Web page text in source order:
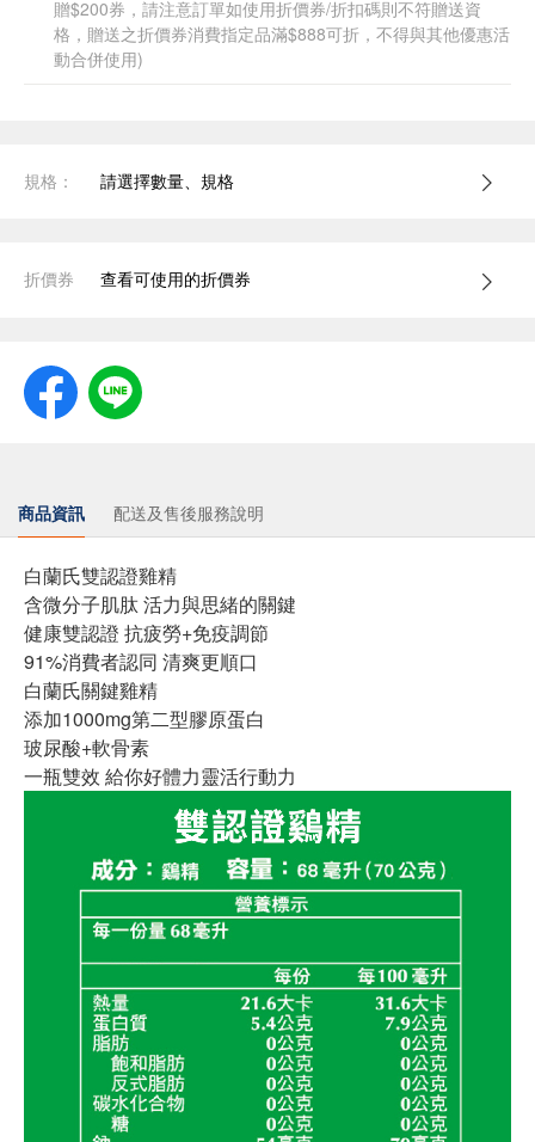
贈$200券，請注意訂單如使用折價券/折扣碼則不符贈送資
格，贈送之折價券消費指定品滿$888可折，不得與其他優惠活
動合併使用)
規格： 請選擇數量、規格
折價券 查看可使用的折價券
商品資訊 配送及售後服務說明
白蘭氏雙認證雞精
含微分子肌肽 活力與思緒的關鍵
健康雙認證 抗疲勞+免疫調節
91%消費者認同 清爽更順口
白蘭氏關鍵雞精
添加1000mg第二型膠原蛋白
玻尿酸+軟骨素
一瓶雙效 給你好體力靈活行動力